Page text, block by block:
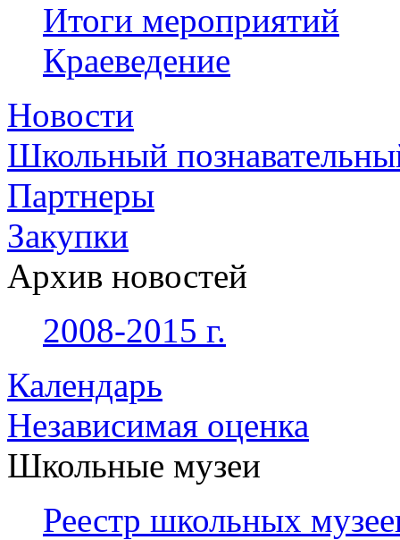
Итоги мероприятий
Краеведение
Новости
Школьный
Партнеры
Закупки
Архив новостей
2008-2015 г.
Календарь
Независимая оценка
Школьные музеи
Реестр школьных